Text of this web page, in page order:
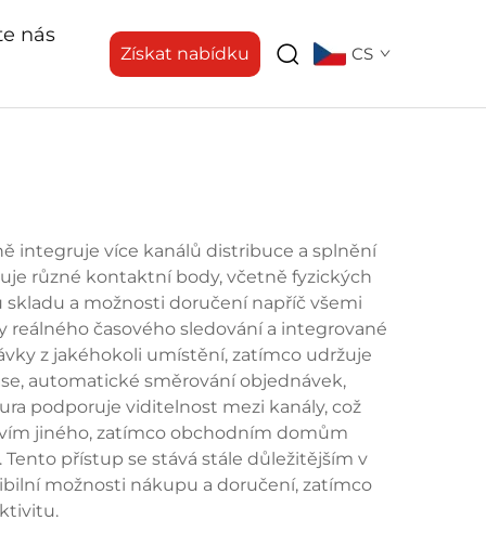
nás
Získat nabídku CS
integruje více kanálů distribuce a splnění
různé kontaktní body, včetně fyzických
a možnosti doručení napříč všemi
časového sledování a integrované
z jakéhokoli umístění, zatímco udržuje
automatické směrování objednávek,
podporuje viditelnost mezi kanály, což
jiného, zatímco obchodním domům
přístup se stává stále důležitějším v
možnosti nákupu a doručení, zatímco